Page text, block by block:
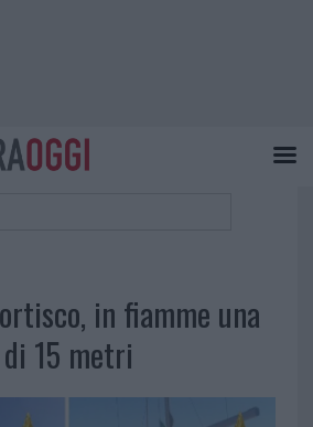
in fiamme una
15 metri